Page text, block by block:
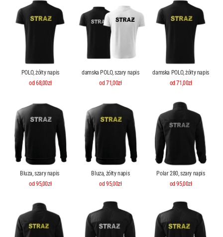
POLO, żółty napis
od 68,00zł
damska POLO, szary napis
od 71,00zł
damska POLO, żółty napis
od 71,00zł
Bluza, szary napis
od 95,00zł
Bluza, żółty napis
od 95,00zł
Polar 280, szary napis
od 95,00zł